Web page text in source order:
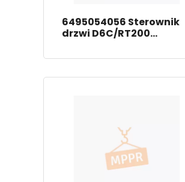
6495054056 Sterownik
drzwi D6C/RT200